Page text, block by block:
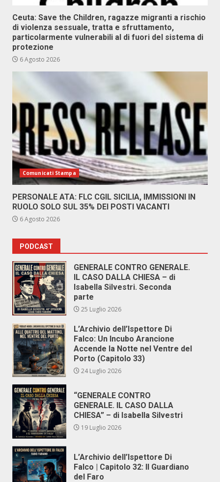
Ceuta: Save the Children, ragazze migranti a rischio
di violenza sessuale, tratta e sfruttamento,
particolarmente vulnerabili al di fuori del sistema di
protezione
6 Agosto 2026
Comunicati Stampa
PERSONALE ATA: FLC CGIL SICILIA, IMMISSIONI IN
RUOLO SOLO SUL 35% DEI POSTI VACANTI
6 Agosto 2026
PODCAST
GENERALE CONTRO GENERALE.
IL CASO DALLA CHIESA – di
Isabella Silvestri. Seconda
parte
25 Luglio 2026
L’Archivio dell’Ispettore Di
Falco: Un Incubo Arancione
Accende la Notte nel Ventre del
Porto (Capitolo 33)
24 Luglio 2026
“GENERALE CONTRO
GENERALE. IL CASO DALLA
CHIESA” – di Isabella Silvestri
19 Luglio 2026
L’Archivio dell’Ispettore Di
Falco | Capitolo 32: Il Guardiano
del Faro